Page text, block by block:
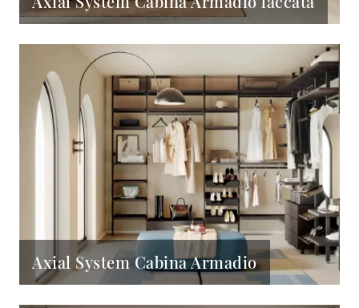
Axial System Cabina Armadio